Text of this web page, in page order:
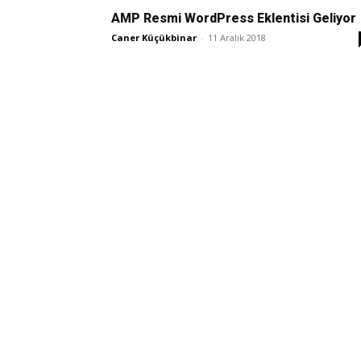
AMP Resmi WordPress Eklentisi Geliyor
Caner Küçükbinar - 11 Aralık 2018